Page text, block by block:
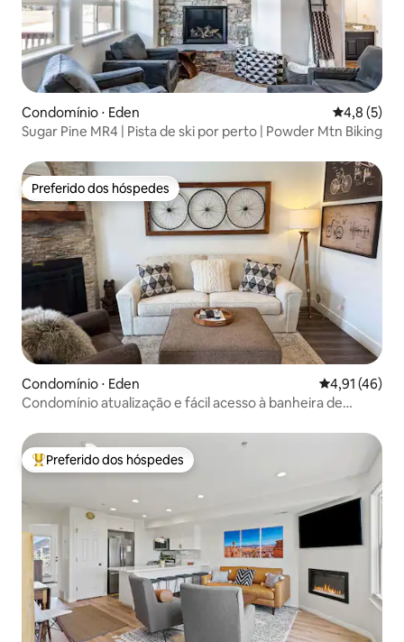
Condomínio ⋅ Eden 4,8 de
4,8 (5)
Sugar Pine MR4 | Pista de ski por perto | Powder Mtn Biking
Preferido dos hóspedes
Preferido dos hóspedes
Condomínio ⋅ Eden 4,91 de uma
4,91 (46)
Condomínio atualização e fácil acesso à banheira de
Entre os melhores preferidos dos hóspedes
Preferido dos hóspedes